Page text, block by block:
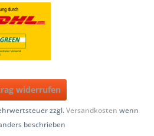
widerrufen
zzgl.Versandkosten wenn
beschrieben